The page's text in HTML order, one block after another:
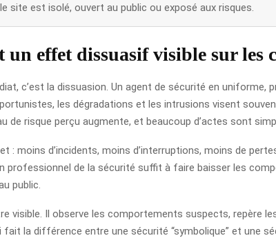
site est isolé, ouvert au public ou exposé aux risques.
un effet dissuasif visible sur les
c’est la dissuasion. Un agent de sécurité en
les dégradations et les intrusions visent
de risque perçu augmente, et beaucoup d’actes sont
: moins d’incidents, moins d’interruptions, moins de
professionnel de la sécurité suffit à faire baisser les
public.
visible. Il observe les comportements suspects, repère
la différence entre une sécurité “symbolique” et une